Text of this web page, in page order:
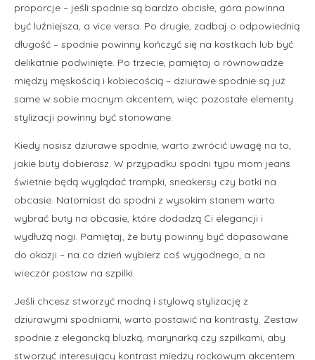
proporcje – jeśli spodnie są bardzo obcisłe, góra powinna
być luźniejsza, a vice versa. Po drugie, zadbaj o odpowiednią
długość – spodnie powinny kończyć się na kostkach lub być
delikatnie podwinięte. Po trzecie, pamiętaj o równowadze
między męskością i kobiecością – dziurawe spodnie są już
same w sobie mocnym akcentem, więc pozostałe elementy
stylizacji powinny być stonowane.
Kiedy nosisz dziurawe spodnie, warto zwrócić uwagę na to,
jakie buty dobierasz. W przypadku spodni typu mom jeans
świetnie będą wyglądać trampki, sneakersy czy botki na
obcasie. Natomiast do spodni z wysokim stanem warto
wybrać buty na obcasie, które dodadzą Ci elegancji i
wydłużą nogi. Pamiętaj, że buty powinny być dopasowane
do okazji – na co dzień wybierz coś wygodnego, a na
wieczór postaw na szpilki.
Jeśli chcesz stworzyć modną i stylową stylizację z
dziurawymi spodniami, warto postawić na kontrasty. Zestaw
spodnie z elegancką bluzką, marynarką czy szpilkami, aby
stworzyć interesujący kontrast między rockowym akcentem